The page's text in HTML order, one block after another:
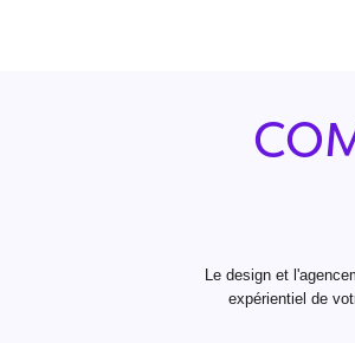
Le design et
expérientiel de